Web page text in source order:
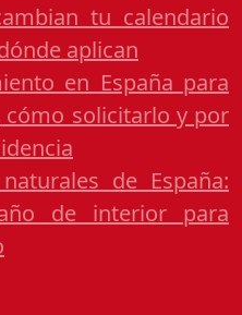
tu calendario
aplican
en España para
solicitarlo y por
de España:
de interior para